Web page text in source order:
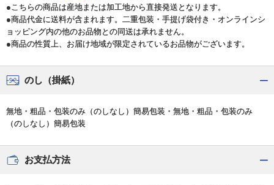
●こちらの商品は産地または加工地から直接発送となります。
●商品代金に送料が含まれます。二重包装・手提げ袋付き・オンラインシ
ョッピング内の他のお品物との同送は承れません。
●商品の性質上、お届け地域が限定されているお品物がございます。
のし（掛紙）
無地・粗品・包装のみ（のしなし）簡易包装・無地・粗品・包装のみ
（のしなし）簡易包装
お支払方法